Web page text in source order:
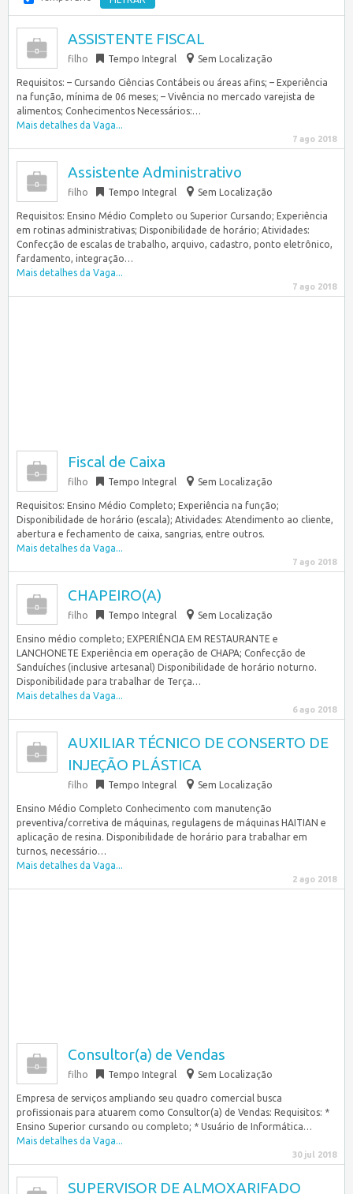
ASSISTENTE FISCAL
filho Tempo Integral Sem Localização
Requisitos: – Cursando Ciências Contábeis ou áreas afins; – Experiência
na função, mínima de 06 meses; – Vivência no mercado varejista de
alimentos; Conhecimentos Necessários:…
Mais detalhes da Vaga...
7 ago 2018
Assistente Administrativo
filho Tempo Integral Sem Localização
Requisitos: Ensino Médio Completo ou Superior Cursando; Experiência
em rotinas administrativas; Disponibilidade de horário; Atividades:
Confecção de escalas de trabalho, arquivo, cadastro, ponto eletrônico,
fardamento, integração…
Mais detalhes da Vaga...
7 ago 2018
Fiscal de Caixa
filho Tempo Integral Sem Localização
Requisitos: Ensino Médio Completo; Experiência na função;
Disponibilidade de horário (escala); Atividades: Atendimento ao cliente,
abertura e fechamento de caixa, sangrias, entre outros.
Mais detalhes da Vaga...
7 ago 2018
CHAPEIRO(A)
filho Tempo Integral Sem Localização
Ensino médio completo; EXPERIÊNCIA EM RESTAURANTE e
LANCHONETE Experiência em operação de CHAPA; Confecção de
Sanduíches (inclusive artesanal) Disponibilidade de horário noturno.
Disponibilidade para trabalhar de Terça…
Mais detalhes da Vaga...
6 ago 2018
AUXILIAR TÉCNICO DE CONSERTO DE
INJEÇÃO PLÁSTICA
filho Tempo Integral Sem Localização
Ensino Médio Completo Conhecimento com manutenção
preventiva/corretiva de máquinas, regulagens de máquinas HAITIAN e
aplicação de resina. Disponibilidade de horário para trabalhar em
turnos, necessário…
Mais detalhes da Vaga...
2 ago 2018
Consultor(a) de Vendas
filho Tempo Integral Sem Localização
Empresa de serviços ampliando seu quadro comercial busca
profissionais para atuarem como Consultor(a) de Vendas: Requisitos: *
Ensino Superior cursando ou completo; * Usuário de Informática…
Mais detalhes da Vaga...
30 jul 2018
SUPERVISOR DE ALMOXARIFADO